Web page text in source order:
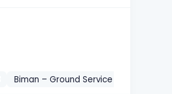
Biman – Ground Service Assistant-2022